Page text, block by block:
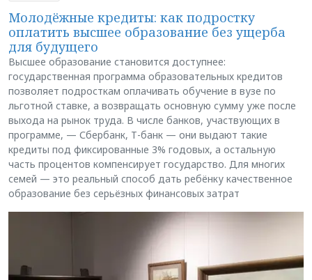
Молодёжные кредиты: как подростку
оплатить высшее образование без ущерба
для будущего
Высшее образование становится доступнее:
государственная программа образовательных кредитов
позволяет подросткам оплачивать обучение в вузе по
льготной ставке, а возвращать основную сумму уже после
выхода на рынок труда. В числе банков, участвующих в
программе, — Сбербанк, Т-банк — они выдают такие
кредиты под фиксированные 3% годовых, а остальную
часть процентов компенсирует государство. Для многих
семей — это реальный способ дать ребёнку качественное
образование без серьёзных финансовых затрат